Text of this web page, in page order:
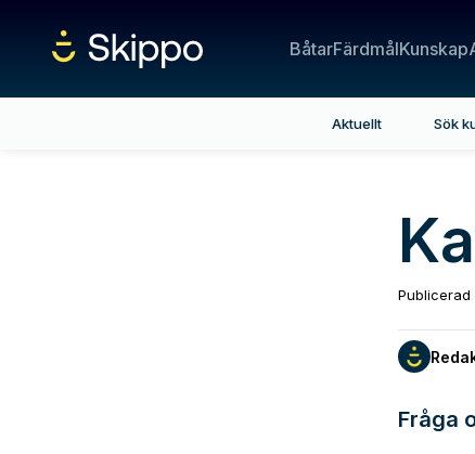
BåtarFärdmålKunskap
Aktuellt Sök
Publicerad
Fråga